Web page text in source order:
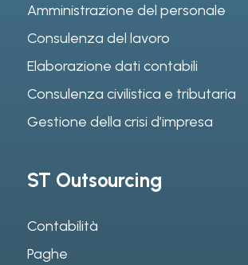
Amministrazione del personale
Consulenza del lavoro
Elaborazione dati contabili
Consulenza civilistica e tributaria
Gestione della crisi d’impresa
ST Outsourcing
Contabilità
Paghe